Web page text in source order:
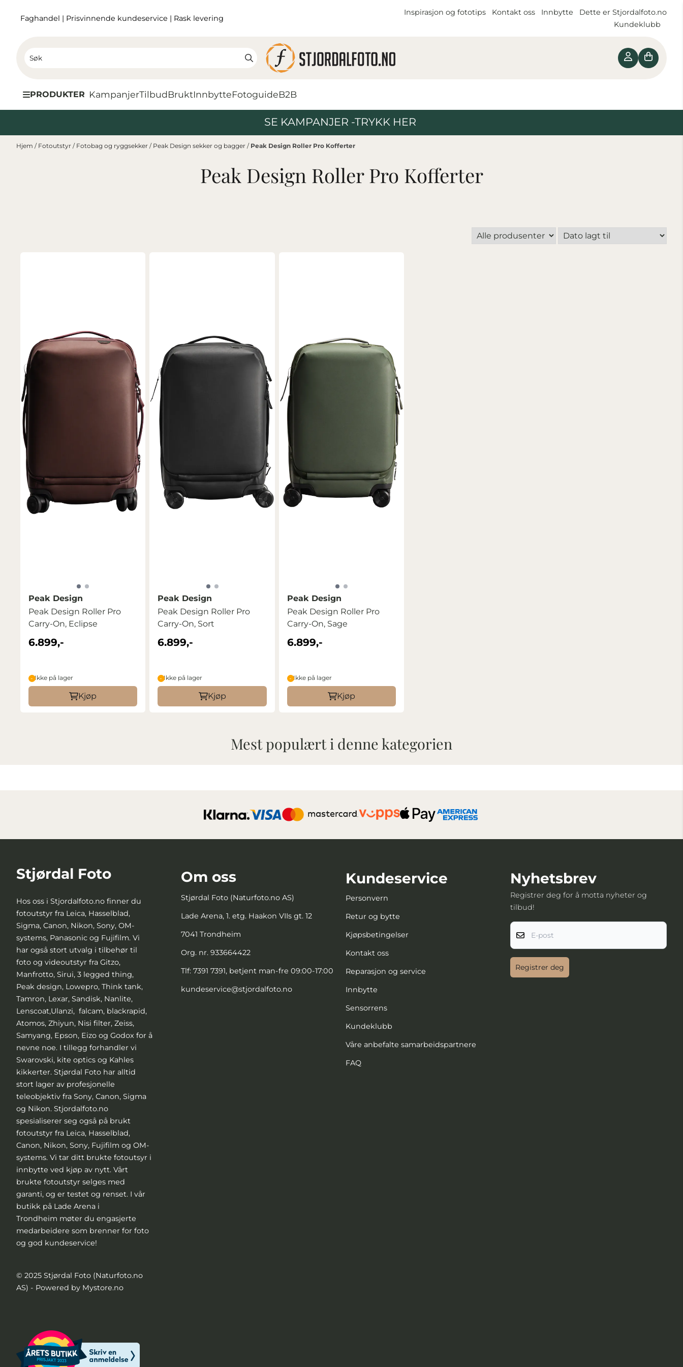
Faghandel | Prisvinnende kundeservice | Rask levering
Inspirasjon og fototips Kontakt oss Innbytte
Dette er Stjordalfoto.no
Kundeklubb
PRODUKTER KampanjerTilbudBruktInnbytteFotoguideB2B
SE KAMPANJER -TRYKK HER
Hjem / Fotoutstyr / Fotobag og ryggsekker / Peak Design sekker og bagger / Peak Design Roller Pro Kofferter
Peak Design Roller Pro Kofferter
Peak Design
Peak Design Roller Pro
Carry-On, Eclipse
6.899,-
Ikke på lager
Kjøp
Peak Design
Peak Design Roller Pro
Carry-On, Sort
6.899,-
Ikke på lager
Kjøp
Peak Design
Peak Design Roller Pro
Carry-On, Sage
6.899,-
Ikke på lager
Kjøp
Mest populært i denne kategorien
Stjørdal Foto
Hos oss i Stjordalfoto.no finner du
fotoutstyr fra Leica, Hasselblad,
Sigma, Canon, Nikon, Sony, OM-
systems, Panasonic og Fujifilm. Vi
har også stort utvalg i tilbehør til
foto og videoutstyr fra Gitzo,
Manfrotto, Sirui, 3 legged thing,
Peak design, Lowepro, Think tank,
Tamron, Lexar, Sandisk, Nanlite,
Lenscoat,Ulanzi, falcam, blackrapid,
Atomos, Zhiyun, Nisi filter, Zeiss,
Samyang, Epson, Eizo og Godox for å
nevne noe. I tillegg forhandler vi
Swarovski, kite optics og Kahles
kikkerter. Stjørdal Foto har alltid
stort lager av profesjonelle
teleobjektiv fra Sony, Canon, Sigma
og Nikon. Stjordalfoto.no
spesialiserer seg også på brukt
fotoutstyr fra Leica, Hasselblad,
Canon, Nikon, Sony, Fujifilm og OM-
systems. Vi tar ditt brukte fotoutsyr i
innbytte ved kjøp av nytt. Vårt
brukte fotoutstyr selges med
garanti, og er testet og renset. I vår
butikk på Lade Arena i
Trondheim møter du engasjerte
medarbeidere som brenner for foto
og god kundeservice!
© 2025 Stjørdal Foto (Naturfoto.no
AS) - Powered by Mystore.no
Om oss
Stjørdal Foto (Naturfoto.no AS)
Lade Arena, 1. etg. Haakon VIIs gt. 12
7041 Trondheim
Org. nr. 933664422
Tlf: 7391 7391, betjent man-fre 09:00-17:00
kundeservice@stjordalfoto.no
Kundeservice
Personvern
Retur og bytte
Kjøpsbetingelser
Kontakt oss
Reparasjon og service
Innbytte
Sensorrens
Kundeklubb
Våre anbefalte samarbeidspartnere
FAQ
Nyhetsbrev
Registrer deg for å motta nyheter og
tilbud!
E-post
Registrer deg